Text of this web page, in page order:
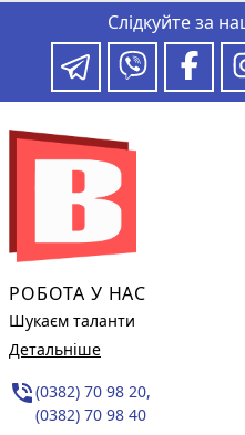
Слідкуйте за
РОБОТА У НАС
Шукаєм таланти
Детальніше
phone_in_talk(0382) 70 98 20,
(0382) 70 98 40